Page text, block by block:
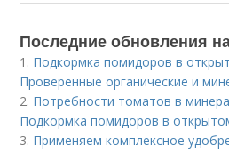
Последние обновления
1. Подкормка помидоров в
Проверенные органические и
2. Потребности томатов в
Подкормка помидоров в
3. Применяем комплексное